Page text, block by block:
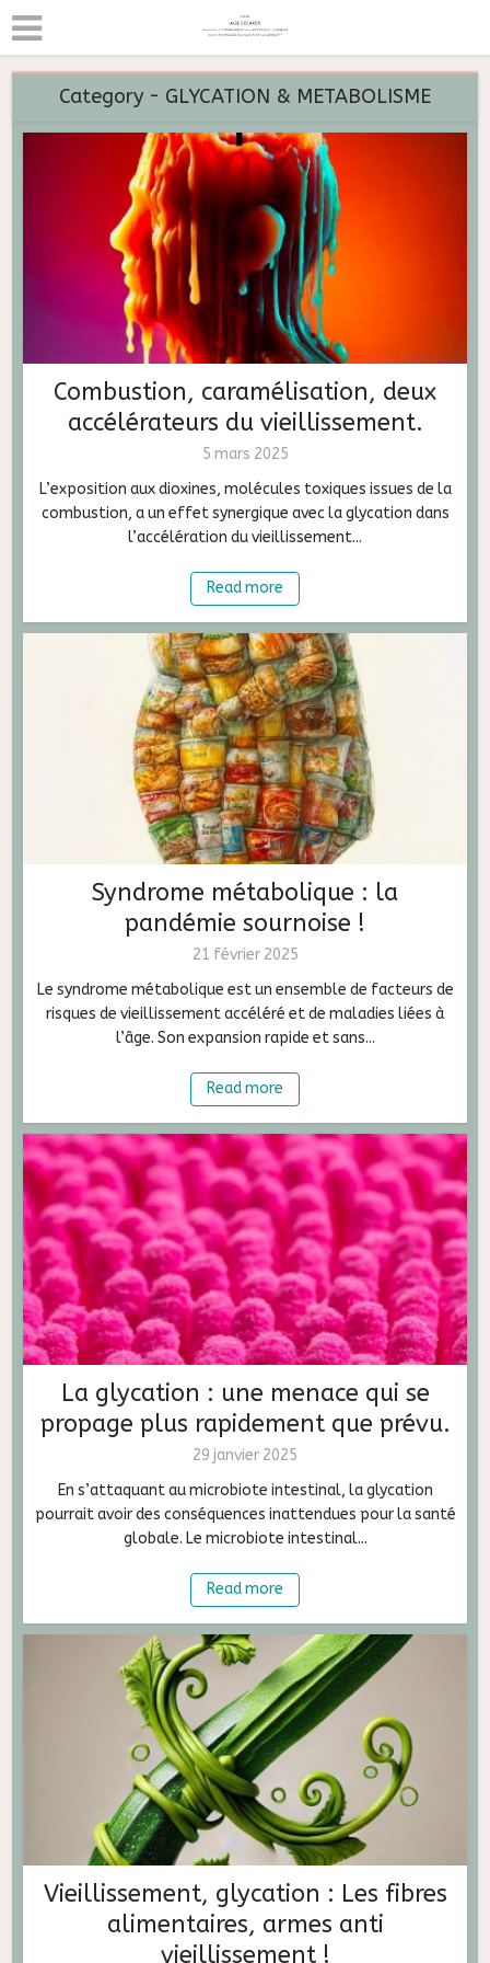
Category - GLYCATION & METABOLISME
Combustion, caramélisation, deux
accélérateurs du vieillissement.
5 mars 2025
L’exposition aux dioxines, molécules toxiques issues de la
combustion, a un effet synergique avec la glycation dans
l’accélération du vieillissement...
Read more
Syndrome métabolique : la
pandémie sournoise !
21 février 2025
Le syndrome métabolique est un ensemble de facteurs de
risques de vieillissement accéléré et de maladies liées à
l’âge. Son expansion rapide et sans...
Read more
La glycation : une menace qui se
propage plus rapidement que prévu.
29 janvier 2025
En s’attaquant au microbiote intestinal, la glycation
pourrait avoir des conséquences inattendues pour la santé
globale. Le microbiote intestinal...
Read more
Vieillissement, glycation : Les fibres
alimentaires, armes anti
vieillissement !